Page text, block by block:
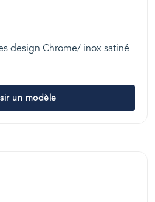
design Chrome/ inox satiné
un modèle